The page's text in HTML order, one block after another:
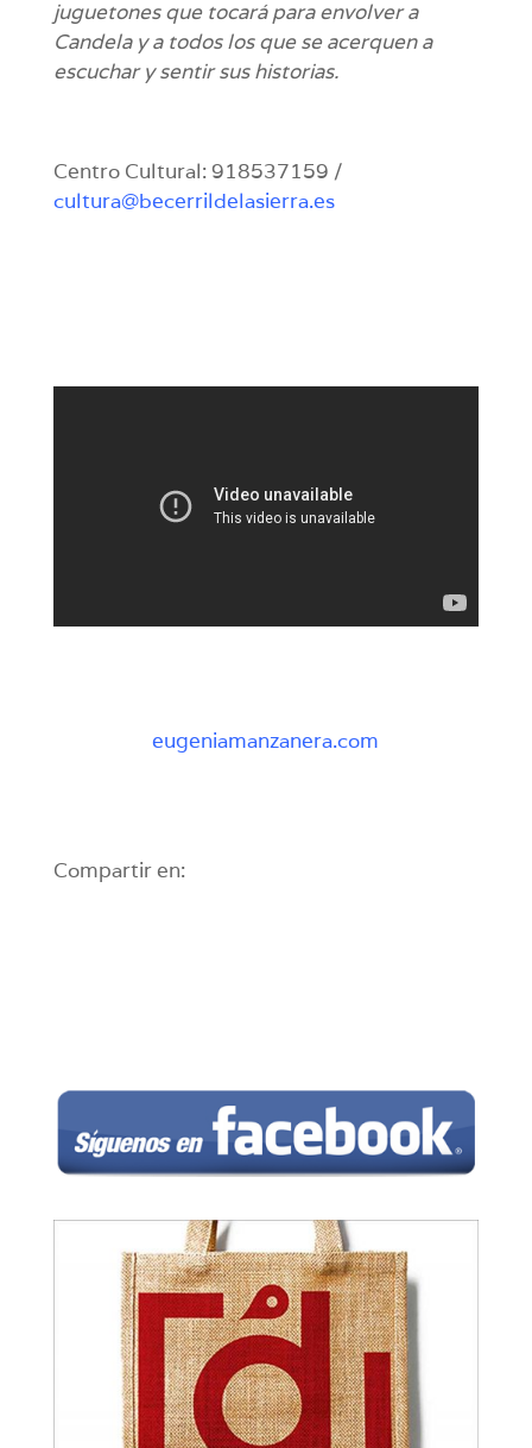
juguetones que tocará para envolver a
Candela y a todos los que se acerquen a
escuchar y sentir sus historias.
Centro Cultural: 918537159 /
cultura@becerrildelasierra.es
eugeniamanzanera.com
Compartir en: